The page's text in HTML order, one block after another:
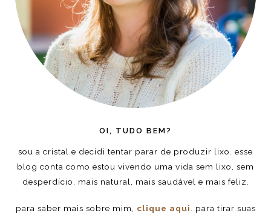
OI, TUDO BEM?
sou a cristal e decidi tentar parar de produzir lixo. esse
blog conta como estou vivendo uma vida sem lixo, sem
desperdício, mais natural, mais saudável e mais feliz.
para saber mais sobre mim, clique aqui . para tirar suas